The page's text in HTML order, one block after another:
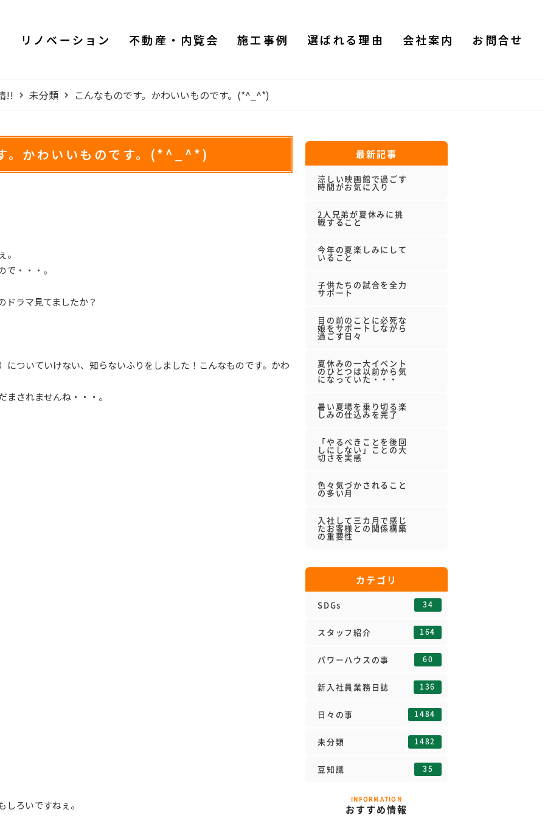
リノベーション 不動産・内覧会 施工事例 選ばれる理由 会社案内 お問合せ
!! 未分類 こんなものです。かわいいものです。(*^_^*)
。かわいいものです。(*^_^*)
・・・。
ドラマ見てましたか？
についていけない、知らないふりをしました！こんなものです。かわ
されませんね・・・。
ろいですねぇ。
最新記事
涼しい映画館で過ごす
時間がお気に入り
2人兄弟が夏休みに挑
戦すること
今年の夏楽しみにして
いること
子供たちの試合を全力
サポート
目の前のことに必死な
娘をサポートしながら
過ごす日々
夏休みの一大イベント
のひとつは以前から気
になっていた・・・
暑い夏場を乗り切る楽
しみの仕込みを完了
「やるべきことを後回
しにしない」ことの大
切さを実感
色々気づかされること
の多い月
入社して三カ月で感じ
たお客様との関係構築
の重要性
カテゴリ
SDGs 34
スタッフ紹介 164
パワーハウスの事 60
新入社員業務日誌 136
日々の事 1484
未分類 1482
豆知識 35
INFORMATION
おすすめ情報